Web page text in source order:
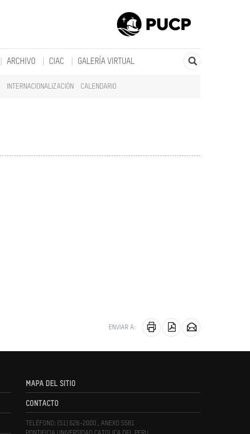
INTERNACIONALIZACIÓN CALENDARIO
ARCHIVO CIAC GALERÍA VIRTUAL
ENVIAR A:
MAPA DEL SITIO
CONTACTO
TELÉFONO: (51) 626-2000 , ANEXO 5581